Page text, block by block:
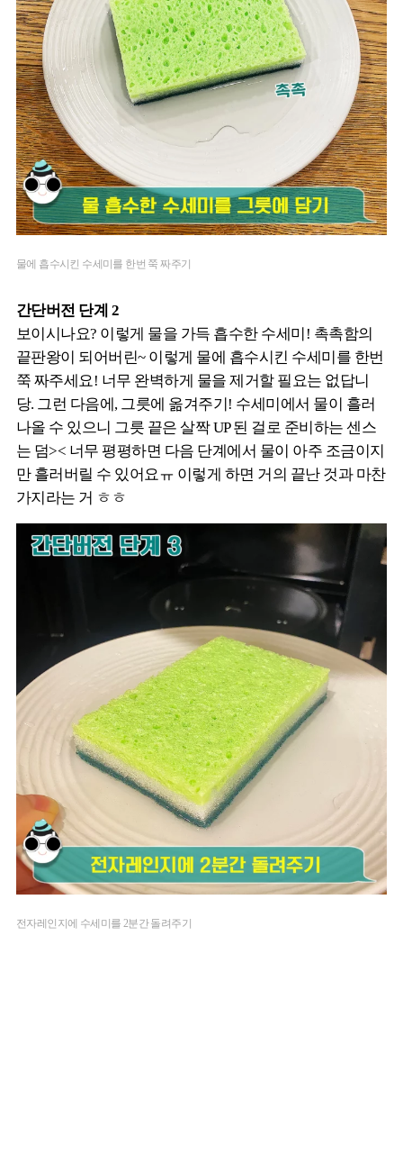
물에 흡수시킨 수세미를 한번 쭉 짜주기
간단버전 단계 2
보이시나요? 이렇게 물을 가득 흡수한 수세미! 촉촉함의
끝판왕이 되어버린~ 이렇게 물에 흡수시킨 수세미를 한번
쭉 짜주세요! 너무 완벽하게 물을 제거할 필요는 없답니
당. 그런 다음에, 그릇에 옮겨주기! 수세미에서 물이 흘러
나올 수 있으니 그릇 끝은 살짝 UP 된 걸로 준비하는 센스
는 덤>< 너무 평평하면 다음 단계에서 물이 아주 조금이지
만 흘러버릴 수 있어요ㅠ 이렇게 하면 거의 끝난 것과 마찬
가지라는 거 ㅎㅎ
전자레인지에 수세미를 2분간 돌려주기